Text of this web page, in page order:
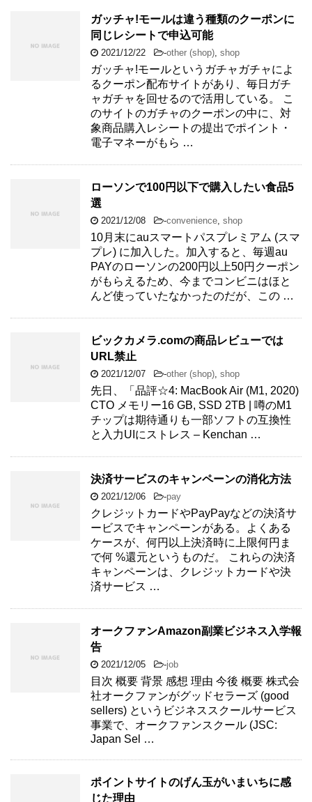
ガッチャ!モールは違う種類のクーポンに
同じレシートで申込可能
2021/12/22 -other (shop) shop
ガッチャ!モールというガチャガチャによ
るクーポン配布サイトがあり、毎日ガチ
ャガチャを回せるので活用している。 こ
のサイトのガチャのクーポンの中に、対
象商品購入レシートの提出でポイント・
電子マネーがもら …
ローソンで100円以下で購入したい食品5
選
2021/12/08 -convenience shop
10月末にauスマートパスプレミアム (スマ
プレ) に加入した。加入すると、毎週au
PAYのローソンの200円以上50円クーポン
がもらえるため、今までコンビニはほと
んど使っていたなかったのだが、この …
ビックカメラ.comの商品レビューでは
URL禁止
2021/12/07 -other (shop) shop
先日、「品評☆4: MacBook Air (M1, 2020)
CTO メモリー16 GB, SSD 2TB | 噂のM1
チップは期待通りも一部ソフトの互換性
と入力UIにストレス – Kenchan …
決済サービスのキャンペーンの消化方法
2021/12/06 -pay
クレジットカードやPayPayなどの決済サ
ービスでキャンペーンがある。よくある
ケースが、何円以上決済時に上限何円ま
で何 %還元というものだ。 これらの決済
キャンペーンは、クレジットカードや決
済サービス …
オークファンAmazon副業ビジネス入学報
告
2021/12/05 -job
目次 概要 背景 感想 理由 今後 概要 株式会
社オークファンがグッドセラーズ (good
sellers) というビジネススクールサービス
事業で、オークファンスクール (JSC:
Japan Sel …
ポイントサイトのげん玉がいまいちに感
じた理由